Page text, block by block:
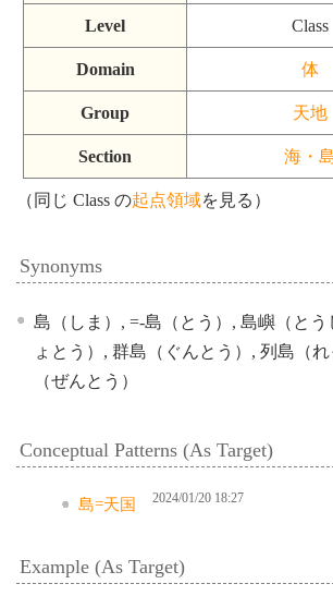
Level Class
Domain 体
Group 天地
Section 海・
（同じ Class の起点領域を見る）
Synonyms
島（しま）, =-島（とう）, 島嶼（とう
ょとう）, 群島（ぐんとう）, 列島（
（ぜんとう）
Conceptual Patterns (As Target)
島=天国 2024/01/20 18:27
Example (As Target)